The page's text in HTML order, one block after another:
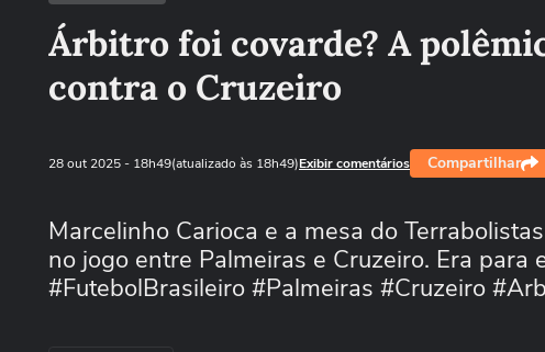
Árbitro foi covarde? A
contra o Cruzeiro
28 out 2025- 18h49(atualizado às 18h49)Exibir comentários Compartilhar
Marcelinho Carioca e a mesa do
no jogo entre Palmeiras e Cruzeiro. Era para
#FutebolBrasileiro #Palmeiras #Cruzeiro